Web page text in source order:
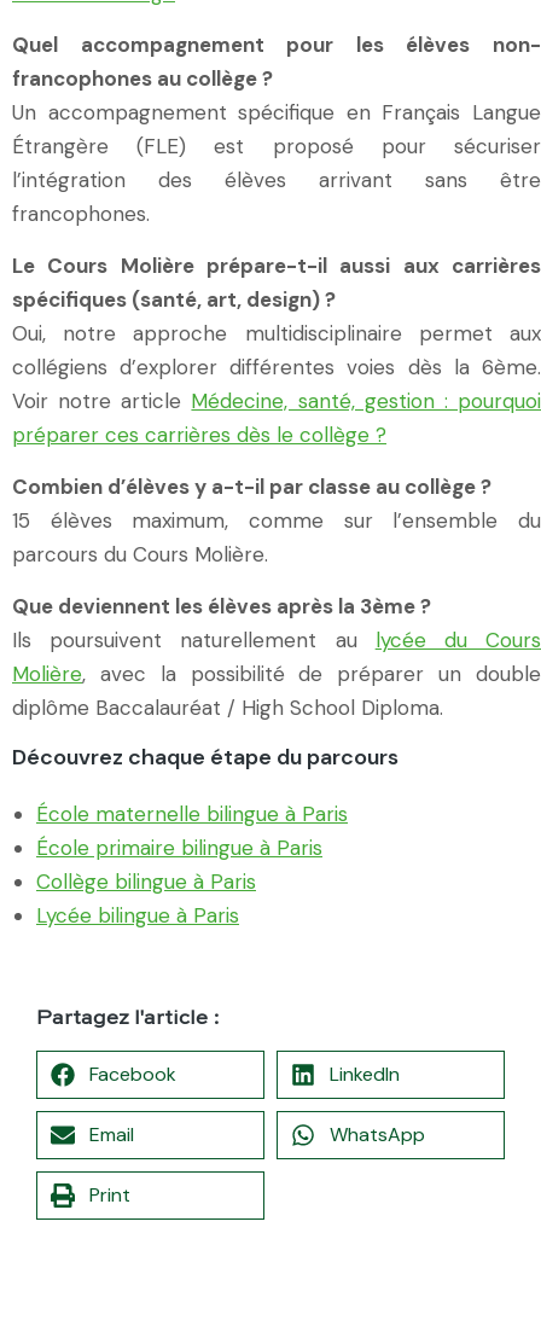
Quel accompagnement pour les élèves non-
francophones au collège ?
Un accompagnement spécifique en Français Langue
Étrangère (FLE) est proposé pour sécuriser
l’intégration des élèves arrivant sans être
francophones.
Le Cours Molière prépare-t-il aussi aux carrières
spécifiques (santé, art, design) ?
Oui, notre approche multidisciplinaire permet aux
collégiens d’explorer différentes voies dès la 6ème.
Voir notre article Médecine, santé, gestion : pourquoi
préparer ces carrières dès le collège ?
Combien d’élèves y a-t-il par classe au collège ?
15 élèves maximum, comme sur l’ensemble du
parcours du Cours Molière.
Que deviennent les élèves après la 3ème ?
Ils poursuivent naturellement au lycée du Cours
Molière, avec la possibilité de préparer un double
diplôme Baccalauréat / High School Diploma.
Découvrez chaque étape du parcours
École maternelle bilingue à Paris
École primaire bilingue à Paris
Collège bilingue à Paris
Lycée bilingue à Paris
Partagez l'article :
Facebook LinkedIn
Email WhatsApp
Print